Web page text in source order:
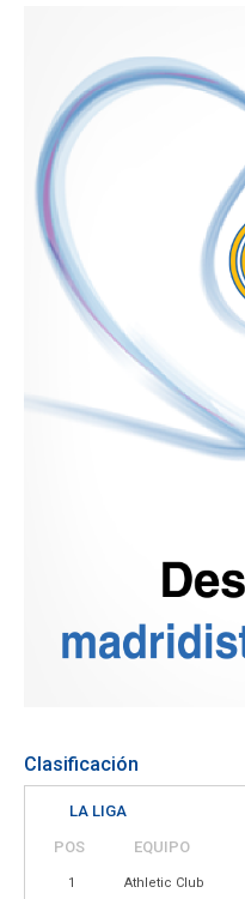
Clasificación
LA LIGA
POS EQUIPO
1 Athletic Club